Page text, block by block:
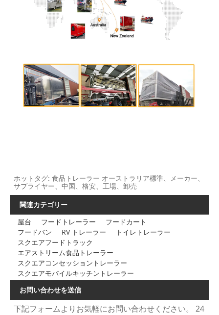
ホットタグ: 食品トレーラー オーストラリア標準、メーカー、
サプライヤー、中国、格安、工場、卸売
関連カテゴリー
屋台
フードトレーラー
フードカート
フードバン
RV トレーラー
トイレトレーラー
スクエアフードトラック
エアストリーム食品トレーラー
スクエアコンセッショントレーラー
スクエアモバイルキッチントレーラー
お問い合わせを送信
下記フォームよりお気軽にお問い合わせください。 24